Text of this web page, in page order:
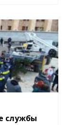
службы